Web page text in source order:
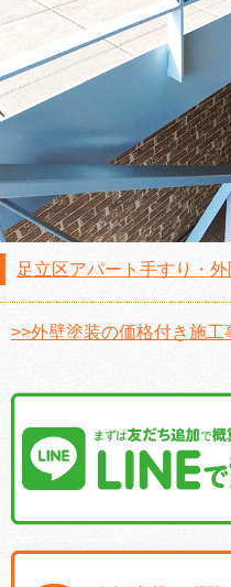
足立区アパート手すり・
>>外壁塗装の価格付き施工